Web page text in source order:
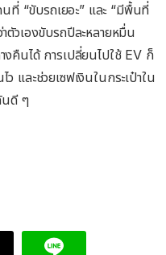
“ขับรถเยอะ” และ “มีพื้นที่
ตัวเองขับรถปีละหลายหมื่น
คืนได้ การเปลี่ยนไปใช้ EV ก็
และช่วยเซฟเงินในกระเป๋าใน
นดี ๆ